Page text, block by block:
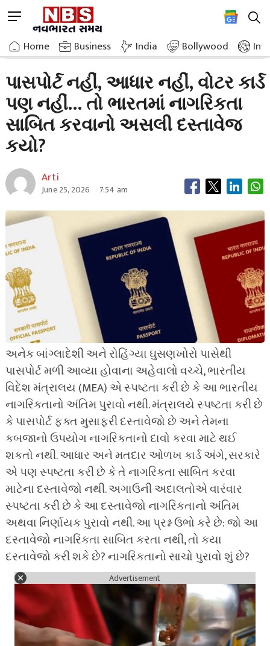
to
content
M
n
u
u
t
o
Home Business India Bollywood
Home»Breaking News»No Passport No Aadhaar No Water Card Then The Real Document
પાસપોર્ટ નહીં, આધાર નહીં, વોટર કાર્ડ
પણ નહીં… તો ભારતમાં નાગરિકતા
સાબિત કરવાનો અસલી દસ્તાવેજ
કયો?
Arti
June 25, 2026 7:54 am
અનેક બાંગ્લાદેશી અને રોહિંગ્યા ઘુસણખોરો પાસેથી
પાસપોર્ટ મળી આવ્યા હોવાના અહેવાલો વચ્ચે, ભારતીય
વિદેશ મંત્રાલય (MEA) એ સ્પષ્ટતા કરી છે કે આ ભારતીય
નાગરિકતાનો અંતિમ પુરાવો નથી. મંત્રાલયે સ્પષ્ટતા કરી છે
કે પાસપોર્ટ ફક્ત મુસાફરી દસ્તાવેજો છે અને તેમના
કબજાનો ઉપયોગ નાગરિકતાનો દાવો કરવા માટે થઈ
શકતો નથી. આધાર અને મતદાર ઓળખ કાર્ડ અંગે, સરકારે
એ પણ સ્પષ્ટતા કરી છે કે તે નાગરિકતા સાબિત કરવા
માટેના દસ્તાવેજો નથી. અગાઉની અદાલતોએ વારંવાર
સ્પષ્ટતા કરી છે કે આ દસ્તાવેજો નાગરિકતાનો અંતિમ
અથવા નિર્ણાયક પુરાવો નથી. આ પ્રશ્ન ઉભો કરે છે: જો આ
દસ્તાવેજો નાગરિકતા સાબિત કરતા નથી, તો કયા
દસ્તાવેજો કરી શકે છે? નાગરિકતાનો સાચો પુરાવો શું છે?
Advertisement